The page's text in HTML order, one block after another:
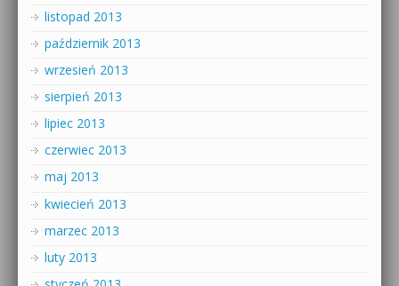
listopad 2013
październik 2013
wrzesień 2013
sierpień 2013
lipiec 2013
czerwiec 2013
maj 2013
kwiecień 2013
marzec 2013
luty 2013